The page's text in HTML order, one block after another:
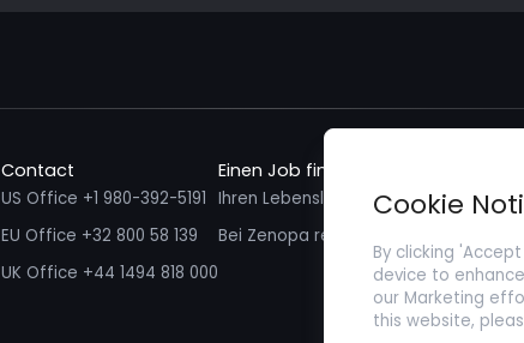
Contact
US Office +1 980-392-5191
EU Office +32 800 58 139
UK Office +44 1494 818 000
Einen Job finden
Ihren Lebenslauf einreichen
Bei Zenopa registrieren
Ich
Cookie
By clicking
device to
our Marketing
this website,